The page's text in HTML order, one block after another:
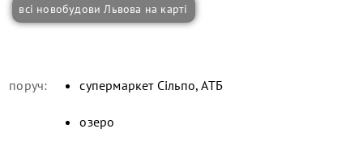
всі новобудови Львова на карті
поруч: супермаркет Сільпо, АТБ
озеро